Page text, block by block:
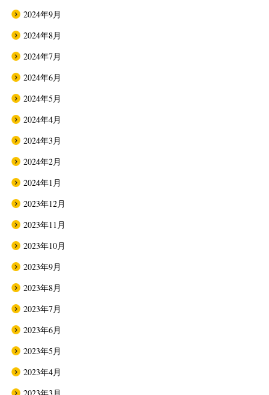
2024年9月
2024年8月
2024年7月
2024年6月
2024年5月
2024年4月
2024年3月
2024年2月
2024年1月
2023年12月
2023年11月
2023年10月
2023年9月
2023年8月
2023年7月
2023年6月
2023年5月
2023年4月